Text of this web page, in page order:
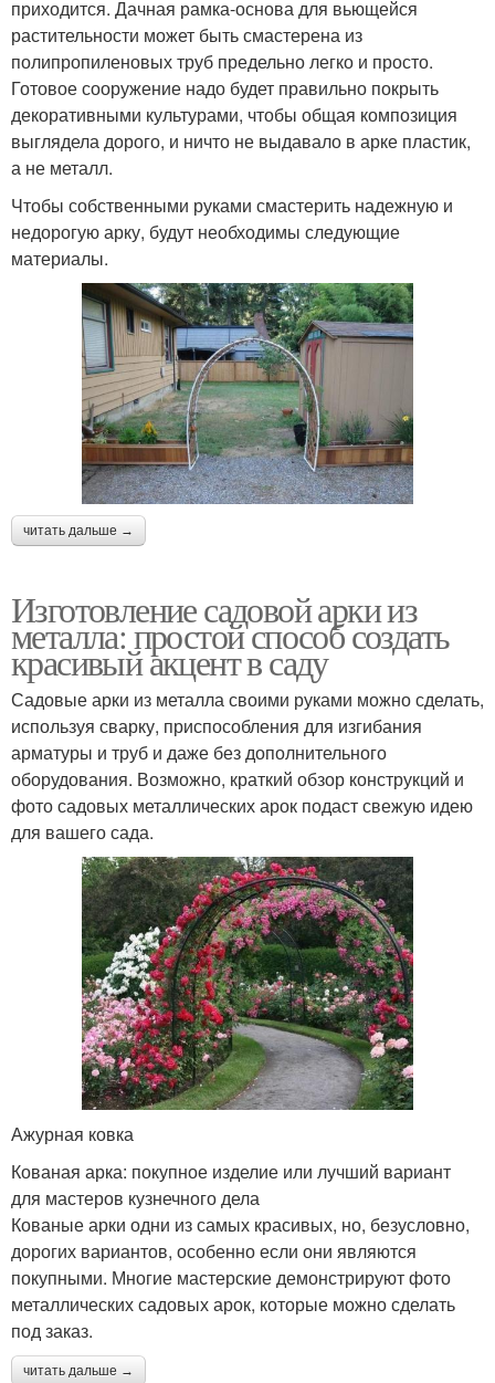
приходится. Дачная рамка-основа для вьющейся
растительности может быть смастерена из
полипропиленовых труб предельно легко и просто.
Готовое сооружение надо будет правильно покрыть
декоративными культурами, чтобы общая композиция
выглядела дорого, и ничто не выдавало в арке пластик,
а не металл.
Чтобы собственными руками смастерить надежную и
недорогую арку, будут необходимы следующие
материалы.
читать дальше →
Изготовление садовой арки из
металла: простой способ создать
красивый акцент в саду
Садовые арки из металла своими руками можно сделать,
используя сварку, приспособления для изгибания
арматуры и труб и даже без дополнительного
оборудования. Возможно, краткий обзор конструкций и
фото садовых металлических арок подаст свежую идею
для вашего сада.
Ажурная ковка
Кованая арка: покупное изделие или лучший вариант
для мастеров кузнечного дела
Кованые арки одни из самых красивых, но, безусловно,
дорогих вариантов, особенно если они являются
покупными. Многие мастерские демонстрируют фото
металлических садовых арок, которые можно сделать
под заказ.
читать дальше →